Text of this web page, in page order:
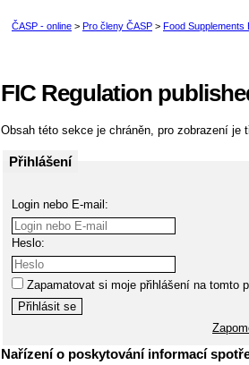
FIC Regulation
Obsah této sekce je chráněn, pro zobrazení je
Přihlášení
Login nebo E-mail:
Heslo:
Zapamatovat si moje přihlášení na tomto
Nařízení o poskytování informací